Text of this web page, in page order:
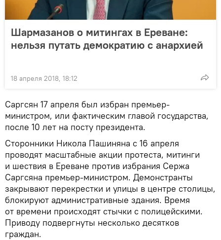
Шармазанов о митингах в Ереване:
нельзя путать демократию с анархией
18 апреля 2018, 18:12
Саргсян 17 апреля был избран премьер-
министром, или фактическим главой государства,
после 10 лет на посту президента.
Сторонники Никола Пашиняна с 16 апреля
проводят масштабные акции протеста, митинги
и шествия в Ереване против избрания Сержа
Саргсяна премьер-министром. Демонстранты
закрывают перекрестки и улицы в центре столицы,
блокируют административные здания. Время
от времени происходят стычки с полицейскими.
Приводу подвергнуты несколько десятков
граждан.